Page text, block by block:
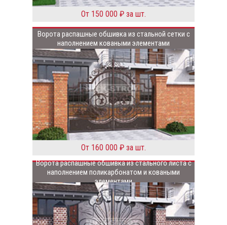
От 150 000 ₽ за шт.
Ворота распашные обшивка из стальной сетки с
наполнением коваными элементами
От 160 000 ₽ за шт.
Ворота распашные обшивка из стального листа с
наполнением поликарбонатом и коваными
элементами